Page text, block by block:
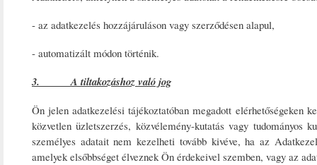
- az adatkezelés hozzájáruláson vagy szerződésen alapul,
- automatizált módon történik.
3. A tiltakozáshoz való jog
Ön jelen adatkezelési tájékoztatóban megadott elérhetőségeken
közvetlen üzletszerzés, közvélemény-kutatás vagy
személyes adatait nem kezelheti tovább kivéve, ha az
amelyek elsőbbséget élveznek Ön érdekeivel szemben, vagy az